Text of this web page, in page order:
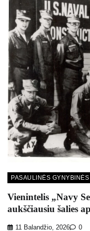
PASAULINĖS
Vienintelis „Navy
aukščiausiu šalies
11 Balandžio, 2026 0